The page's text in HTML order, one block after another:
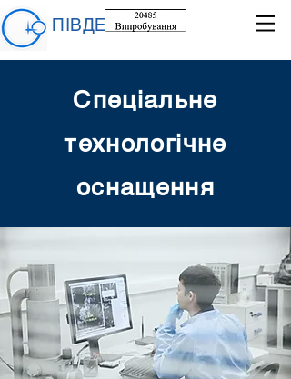
ПІВДЕНТЕСТ
Спеціальне
технологічне
оснащення